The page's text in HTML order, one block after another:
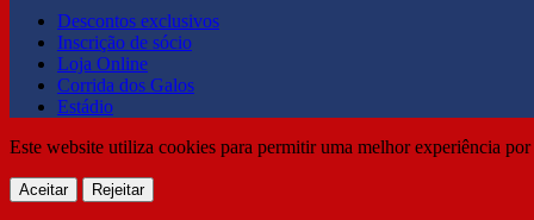
Descontos exclusivos
Inscrição de sócio
Loja Online
Corrida dos Galos
Estádio
Este website utiliza cookies para permitir uma melhor experiência
Aceitar Rejeitar